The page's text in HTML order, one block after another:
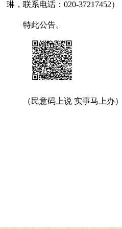
琳 ，联系电话： 020-37217452）
特此公告。
（民意码上说 实事马上办